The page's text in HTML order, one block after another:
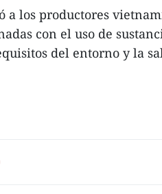
a los productores
con el uso de
del entorno y la